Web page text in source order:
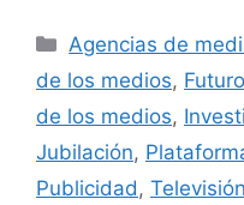
Categorías
Agencias de
de los medios,
de los medios,
Jubilación,
Publicidad, Televisión